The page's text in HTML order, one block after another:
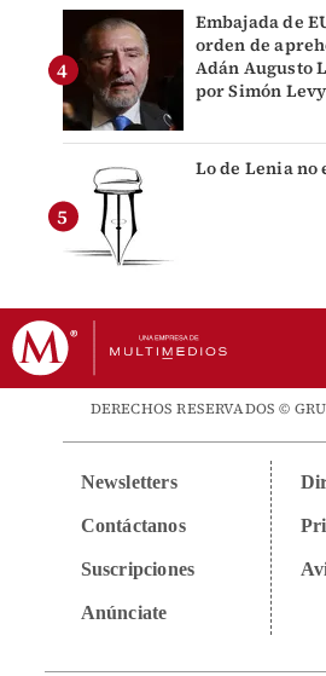
Embajada de
orden de
Adán Augusto
por Simón Levy
Lo de Lenia no
DERECHOS RESERVADOS ©
Newsletters
Contáctanos
Suscripciones
Anúnciate